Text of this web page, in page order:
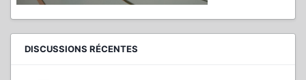
DISCUSSIONS RÉCENTES